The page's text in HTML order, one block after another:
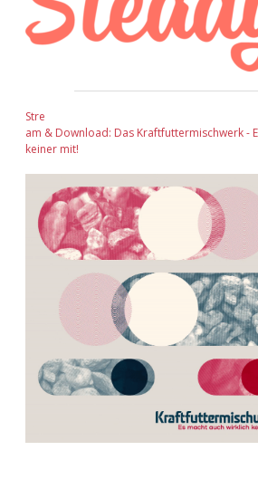
Stre
am & Download: Das Kraftfuttermischwerk -
keiner mit!